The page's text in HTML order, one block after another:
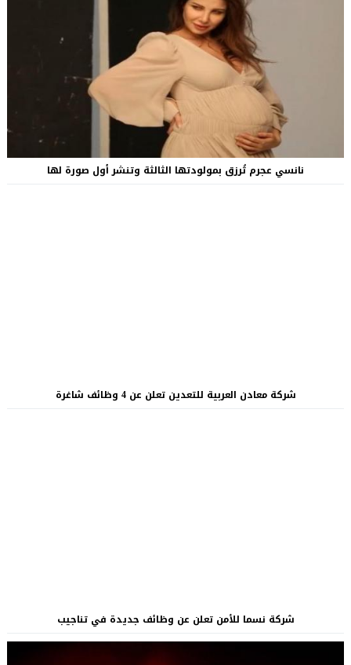
نانسي عجرم تُرزق بمولودتها الثالثة وتنشر أول صورة لها
شركة معادن العربية للتعدين تعلن عن 4 وظائف شاغرة
شركة نسما للأمن تعلن عن وظائف جديدة في تناجيب